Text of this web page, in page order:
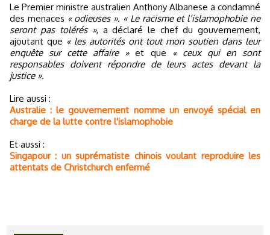
Le Premier ministre australien Anthony Albanese a condamné
des menaces « odieuses ». « Le racisme et l’islamophobie ne
seront pas tolérés », a déclaré le chef du gouvernement,
ajoutant que « les autorités ont tout mon soutien dans leur
enquête sur cette affaire »et que
« ceux qui en sont
responsables doivent répondre de leurs actes devant la
justice ».
Lire aussi :
Australie : le gouvernement nomme un envoyé spécial en
charge de la lutte contre l'islamophobie
Et aussi :
Singapour : un suprématiste chinois voulant reproduire les
attentats de Christchurch enfermé